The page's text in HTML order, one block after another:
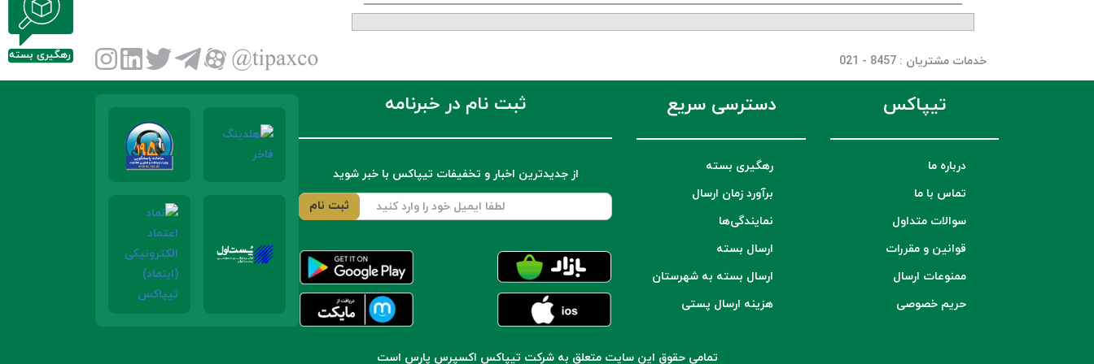
خدمات مشتریان : 8457 - 021
تیپاکس
درباره ما
تماس با ما
سوالات متداول
قوانین و مقررات
ممنوعات ارسال
حریم خصوصی
دسترسی سریع
رهگیری بسته
برآورد زمان ارسال
نمایندگی‌ها
ارسال بسته
ارسال بسته به شهرستان
هزینه ارسال پستی
ثبت نام در خبرنامه
از جدیدترین اخبار و تخفیفات تیپاکس با خبر شوید
رهگیری بسته
تمامی حقوق این سایت متعلق به شرکت تیپاکس اکسپرس پارس است